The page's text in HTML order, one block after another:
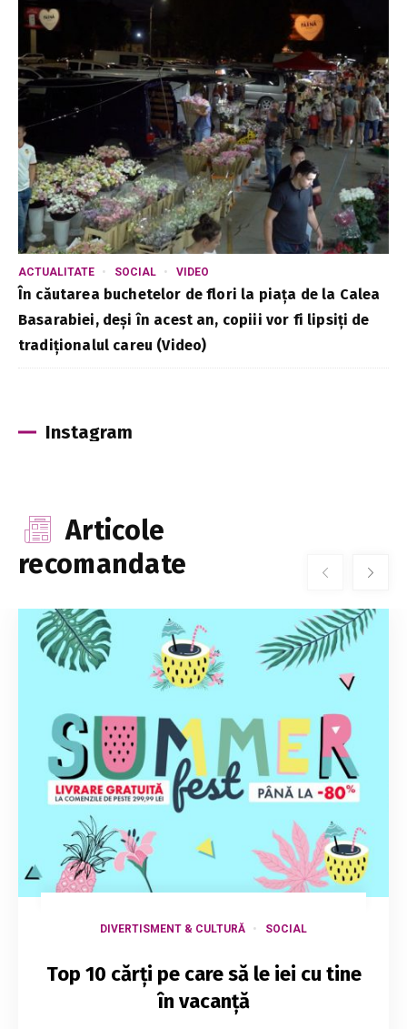
ACTUALITATE SOCIAL VIDEO
În căutarea buchetelor de flori la piața de la Calea
Basarabiei, deși în acest an, copiii vor fi lipsiți de
tradiționalul careu (Video)
Instagram
Articole
recomandate
DIVERTISMENT & CULTURĂ SOCIAL
Top 10 cărţi pe care să le iei cu tine
în vacanţă